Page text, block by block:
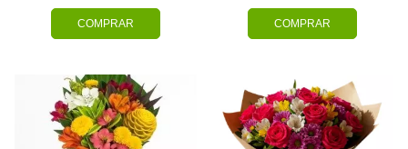
COMPRAR COMPRAR